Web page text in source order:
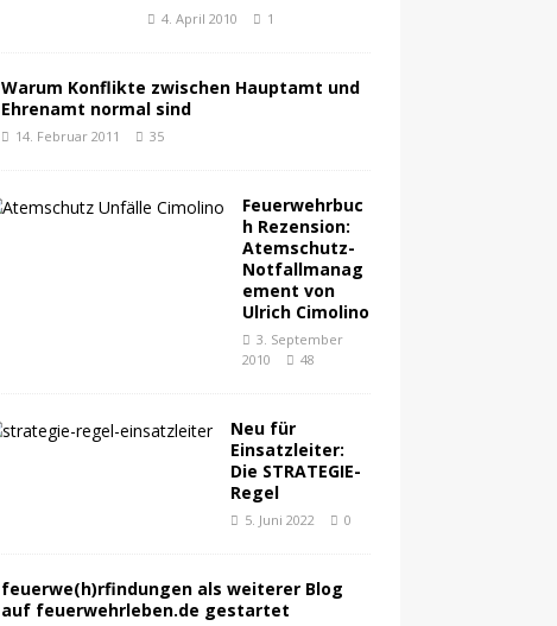
4. April 2010 1
Warum Konflikte zwischen Hauptamt und
Ehrenamt normal sind
14. Februar 2011 35
Feuerwehrbuc
h Rezension:
Atemschutz-
Notfallmanag
ement von
Ulrich Cimolino
3. September
2010
48
Neu für
Einsatzleiter:
Die STRATEGIE-
Regel
5. Juni 2022 0
feuerwe(h)rfindungen als weiterer Blog
auf feuerwehrleben.de gestartet